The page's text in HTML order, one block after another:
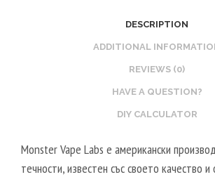
DESCRIPTION
ADDITIONAL
REVIEWS (0)
HAVE A QUESTION?
DIY CALCULATOR
Monster Vape Labs е американски
течности, известен със своето качество и